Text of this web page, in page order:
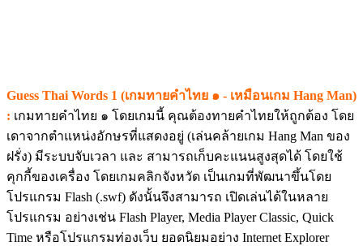
Guess Thai Words 1 (เกมทายคำไทย ๑ - เหมือนเกม Hang Man)
: เกมทายคำไทย ๑ โดยเกมนี้ คุณต้องทายคำไทยให้ถูกต้อง โดย
เดาจากตำแหน่งอักษรที่แสดงอยู่ (เล่นคล้ายเกม Hang Man ของ
ฝรั่ง) มีระบบจับเวลา และ สามารถเก็บคะแนนสูงสุดได้ โดยใช้
คุกกี้ของเครื่อง โดยเกมคลิกจังหวัด เป็นเกมที่พัฒนาขึ้นโดย
โปรแกรม Flash (.swf) ดังนั้นจึงสามารถ เปิดเล่นได้ในหลาย
โปรแกรม อย่างเช่น Flash Player, Media Player Classic, Quick
Time หรือโปรแกรมท่องเว็บ ยอดนิยมอย่าง Internet Explorer